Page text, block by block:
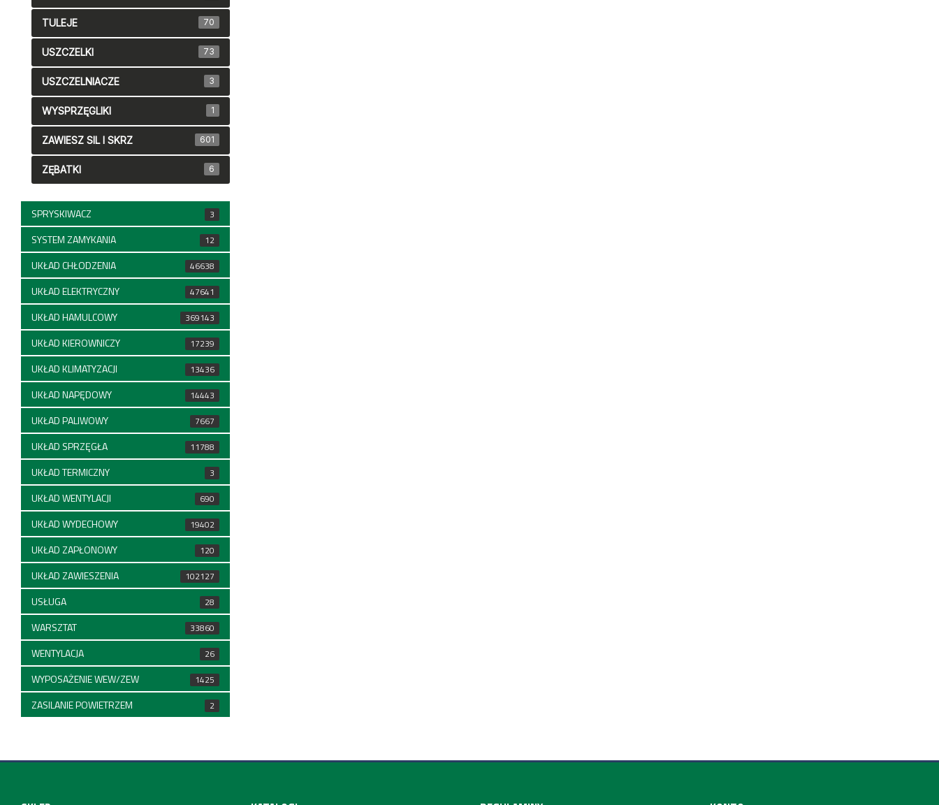
TULEJE 70
USZCZELKI 73
USZCZELNIACZE 3
WYSPRZĘGLIKI 1
ZAWIESZ SIL I SKRZ 601
ZĘBATKI 6
SPRYSKIWACZ 3
SYSTEM ZAMYKANIA 12
UKŁAD CHŁODZENIA 46638
UKŁAD ELEKTRYCZNY 47641
UKŁAD HAMULCOWY 369143
UKŁAD KIEROWNICZY 17239
UKŁAD KLIMATYZACJI 13436
UKŁAD NAPĘDOWY 14443
UKŁAD PALIWOWY 7667
UKŁAD SPRZĘGŁA 11788
UKŁAD TERMICZNY 3
UKŁAD WENTYLACJI 690
UKŁAD WYDECHOWY 19402
UKŁAD ZAPŁONOWY 120
UKŁAD ZAWIESZENIA 102127
USŁUGA 28
WARSZTAT 33860
WENTYLACJA 26
WYPOSAŻENIE WEW/ZEW 1425
ZASILANIE POWIETRZEM 2